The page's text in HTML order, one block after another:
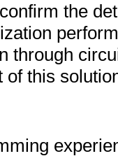
the
through
of this